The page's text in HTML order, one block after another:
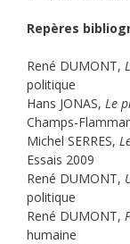
Repères
René DUMONT,
politique
Hans JONAS, Le
Champs-
Michel SERRES,
Essais 2009
René DUMONT,
politique
René DUMONT,
humaine